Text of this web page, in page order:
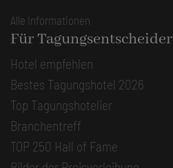
Alle Informationen
Für Tagungsentscheider
Hotel empfehlen
Bestes Tagungshotel 2026
Top Tagungshotelier
Branchentreff
TOP 250 Hall of Fame